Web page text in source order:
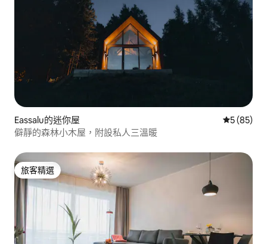
Eassalu的迷你屋 從 85 則評
5 (85)
僻靜的森林小木屋，附設私人三溫暖
旅客精選
旅客精選